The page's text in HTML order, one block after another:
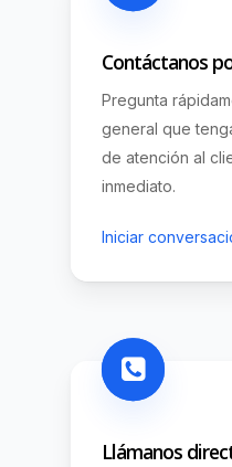
Contáctanos
Pregunta
general que
de atención al
inmediato.
Iniciar
Llámanos